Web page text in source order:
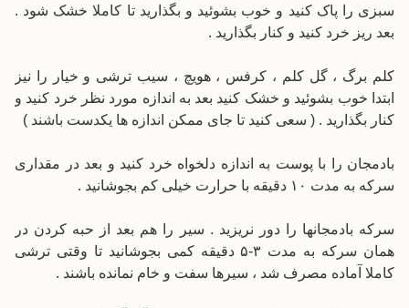
سبزی را پاک کنید و خوب بشوئید و بگذارید تا کاملا خشک شود .
بعد ریز خرد کنید و کنار بگذارید .
کلم برگ ، گل کلم ، کرفس ، هویچ ، سیب ترشی و خیار را نیز
ابتدا خوب بشوئید و خشک کنید بعد به اندازه مورد نظر خرد کنید و
کنار بگذارید . ( سعی کنید تا جای ممکن اندازه ها یکدست باشند )
بادمجان را با پوست به اندازه دلخواه خرد کنید و بعد در مقداری
سرکه به مدت ۱۰ دقیقه با حرارت خیلی کم بجوشانید .
سرکه بادمجانها را دور نریزید . سیر را هم بعد از حبه کردن در
همان سرکه به مدت ۳-۵ دقیقه کمی بجوشانید تا وقتی ترشی
کاملا آماده مصرف شد ، سیرها سفت و خام نمانده باشند .